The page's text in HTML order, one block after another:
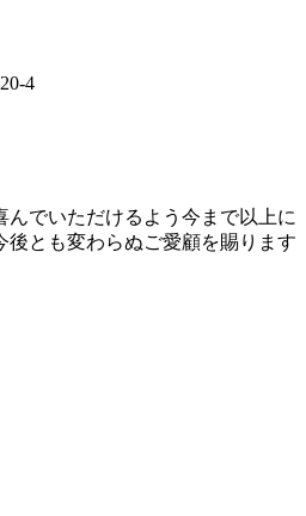
4
んでいただけるよう今まで以上に
後とも変わらぬご愛顧を賜ります